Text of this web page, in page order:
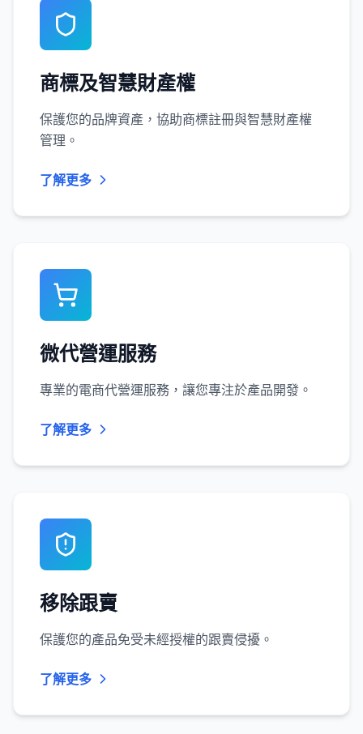
商標及智慧財產權
保護您的品牌資產，協助商標註冊與智慧財產權
管理。
了解更多
微代營運服務
專業的電商代營運服務，讓您專注於產品開發。
了解更多
移除跟賣
保護您的產品免受未經授權的跟賣侵擾。
了解更多